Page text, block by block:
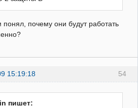
понял, почему они будут работать
54
15:19:18
пишет: